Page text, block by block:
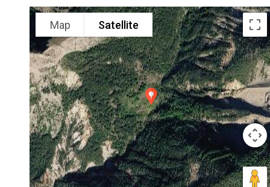
Map Satellite